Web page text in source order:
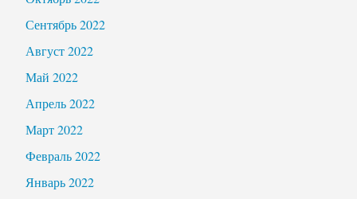
Сентябрь 2022
Август 2022
Май 2022
Апрель 2022
Март 2022
Февраль 2022
Январь 2022